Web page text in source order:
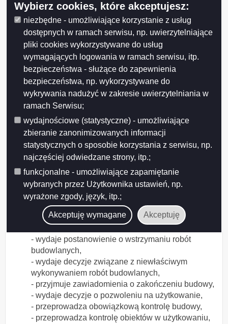
Wybierz cookies, które akceptujesz:
niezbędne - umożliwiające korzystanie z usług
dostępnych w ramach serwisu, np. uwierzytelniające
pliki cookies wykorzystywane do usług
wymagających logowania w ramach serwisu, itp.
bezpieczeństwa - służące do zapewnienia
bezpieczeństwa, np. wykorzystywane do
wykrywania nadużyć w zakresie uwierzytelniania w
ramach Serwisu;
wydajnościowe (statystyczne) - umożliwiające
zbieranie zanonimizowanych informacji
statystycznych o sposobie korzystania z serwisu, np.
najczęściej odwiedzane strony, itp.;
funkcjonalne - umożliwiające zapamiętanie
wybranych przez Użytkownika ustawień, np.
wyrażone zgody, język, itp.;
Akceptuję wymagane Akceptuję
- przenosi decyzje o pozwoleniu na wznowienie
robot budowlanych,
- przyjmuje zawiadomienia inwestora o
zamierzonym terminie rozpoczęcia robót
budowlanych, oświadczenia kierownika budowy
stwierdzające sporządzenie planu bezpieczeństwa
i ochrony zdrowia oraz przyjęcie obowiązku
kierowania budową (robotami budowlanym),
oświadczenie inspektora nadzoru inwestorskiego,
- przyjmuje zawiadomienia inwestora o zmianie:
kierownika budowy lub robót, inspektora nadzoru
inwestorskiego, projektanta sprawującego nadzór
autorski,
- wydaje decyzje o nakazie rozbiórki obiektu
budowlanego lub jego części,
- wydaje decyzje w sprawie zatwierdzenia
zamiennego projektu budowlanego i udzielenia
pozwolenia na wznowienie robót budowlanych,
- prowadzi postępowania w sprawie naliczenia
- wydaje postanowienie o wstrzymaniu robót
budowlanych,
- wydaje decyzje związane z niewłaściwym
wykonywaniem robót budowlanych,
- przyjmuje zawiadomienia o zakończeniu budowy,
- wydaje decyzje o pozwoleniu na użytkowanie,
- przeprowadza obowiązkową kontrolę budowy,
- przeprowadza kontrolę obiektów w użytkowaniu,